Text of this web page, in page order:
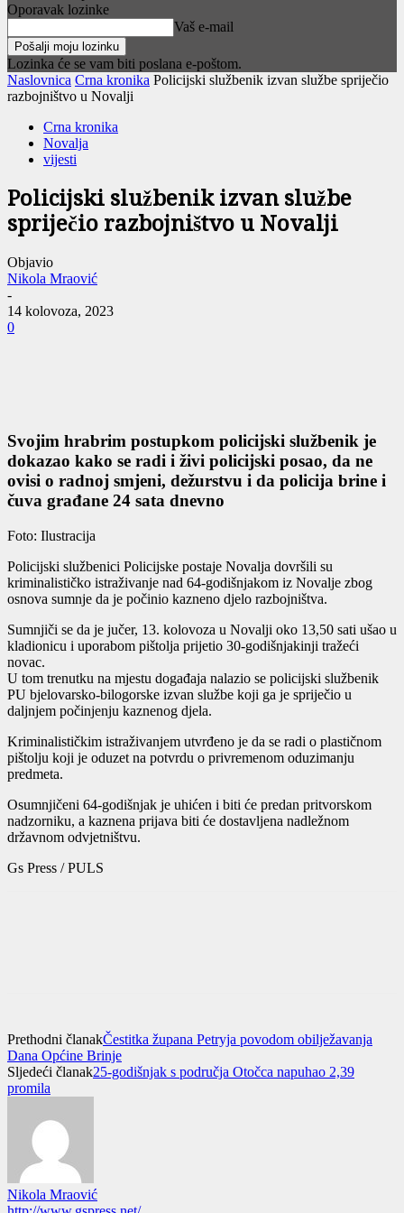
Oporavak lozinke
Vaš e-mail
Lozinka će se vam biti poslana e-poštom.
Naslovnica Crna kronika Policijski službenik izvan službe spriječio
razbojništvo u Novalji
Crna kronika
Novalja
vijesti
Policijski službenik izvan službe
spriječio razbojništvo u Novalji
Objavio
Nikola Mraović
-
14 kolovoza, 2023
0
Svojim hrabrim postupkom policijski službenik je
dokazao kako se radi i živi policijski posao, da ne
ovisi o radnoj smjeni, dežurstvu i da policija brine i
čuva građane 24 sata dnevno
Foto: Ilustracija
Policijski službenici Policijske postaje Novalja dovršili su
kriminalističko istraživanje nad 64-godišnjakom iz Novalje zbog
osnova sumnje da je počinio kazneno djelo razbojništva.
Sumnjiči se da je jučer, 13. kolovoza u Novalji oko 13,50 sati ušao u
kladionicu i uporabom pištolja prijetio 30-godišnjakinji tražeći
novac.
U tom trenutku na mjestu događaja nalazio se policijski službenik
PU bjelovarsko-bilogorske izvan službe koji ga je spriječio u
daljnjem počinjenju kaznenog djela.
Kriminalističkim istraživanjem utvrđeno je da se radi o plastičnom
pištolju koji je oduzet na potvrdu o privremenom oduzimanju
predmeta.
Osumnjičeni 64-godišnjak je uhićen i biti će predan pritvorskom
nadzorniku, a kaznena prijava biti će dostavljena nadležnom
državnom odvjetništvu.
Gs Press / PULS
Prethodni članakČestitka župana Petryja povodom obilježavanja
Dana Općine Brinje
Sljedeći članak25-godišnjak s područja Otočca napuhao 2,39
promila
Nikola Mraović